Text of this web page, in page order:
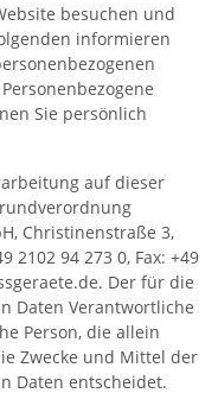
besuchen und
informieren
Sie persönlich
auf dieser
Christinenstraße 3,
2102 94 273 0, Fax: +49
. Der für die
Daten Verantwortliche
Person, die allein
Zwecke und Mittel der
Daten entscheidet.